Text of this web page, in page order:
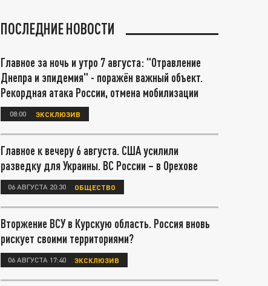
ПОСЛЕДНИЕ НОВОСТИ
Главное за ночь и утро 7 августа: "Отравление
Днепра и эпидемия" - поражён важный объект.
Рекордная атака России, отмена мобилизации
08:00 ЭКСКЛЮЗИВ
Главное к вечеру 6 августа. США усилили
разведку для Украины. ВС России – в Орехове
06 АВГУСТА 20:30 ОБЩЕСТВО
Вторжение ВСУ в Курскую область. Россия вновь
рискует своими территориями?
06 АВГУСТА 17:40 ЭКСКЛЮЗИВ